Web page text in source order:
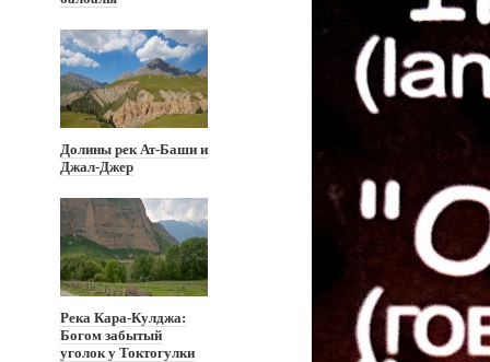
Долины рек Ат-Баши и
Джал-Джер
Река Кара-Кулджа:
Богом забытый
уголок у Токтогулки